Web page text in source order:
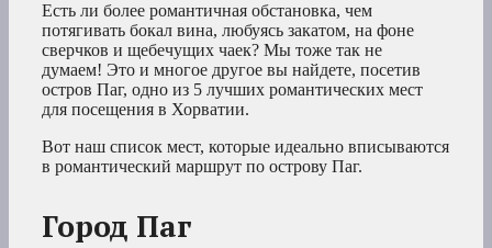
Есть ли более романтичная обстановка, чем
потягивать бокал вина, любуясь закатом, на фоне
сверчков и щебечущих чаек? Мы тоже так не
думаем! Это и многое другое вы найдете, посетив
остров Паг, одно из 5 лучших романтических мест
для посещения в Хорватии.
Вот наш список мест, которые идеально вписываются
в романтический маршрут по острову Паг.
Город Паг